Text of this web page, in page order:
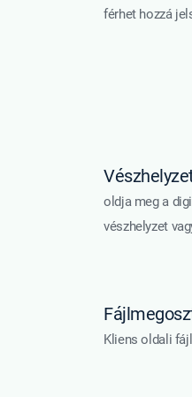
férhet hozzá
oldja meg a
vészhelyzet
Kliens oldali